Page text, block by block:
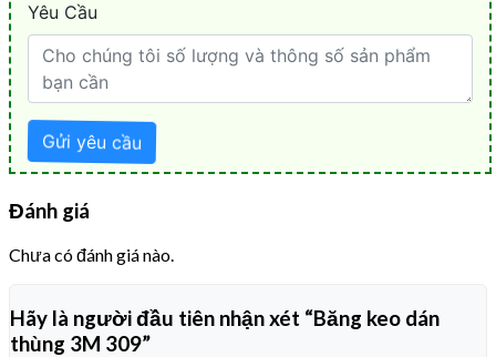
Đánh giá
Chưa có đánh giá nào.
Hãy là người đầu tiên nhận xét “Băng keo dán
thùng 3M 309”